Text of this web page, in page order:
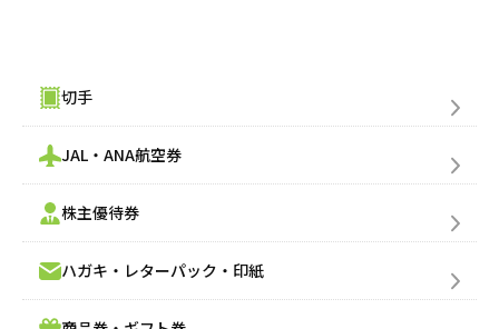
切手
JAL・ANA航空券
株主優待券
ハガキ・レターパック・印紙